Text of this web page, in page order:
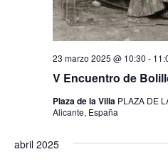
V Encuentro de
23 marzo 2025 @ 10:30 -
Plaza de la Villa PLAZA DE
Alicante, España
abril 2025